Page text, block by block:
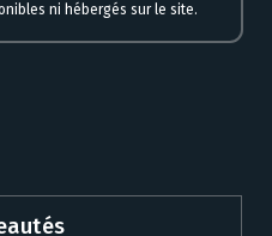
ni hébergés sur le site.